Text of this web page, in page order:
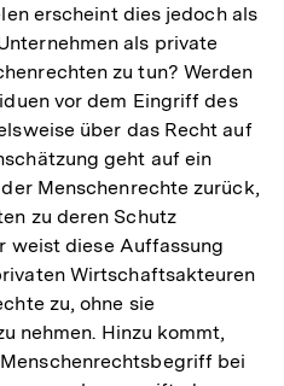
erscheint dies jedoch als
als private
zu tun? Werden
vor dem Eingriff des
über das Recht auf
geht auf ein
Menschenrechte zurück,
zu deren Schutz
weist diese Auffassung
Wirtschaftsakteuren
zu, ohne sie
nehmen. Hinzu kommt,
bei